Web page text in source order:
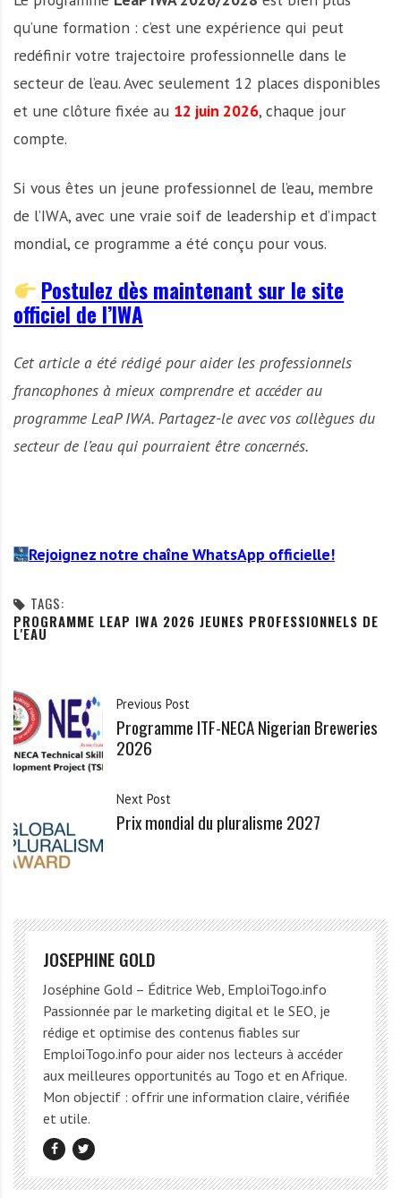
qu’une formation : c’est une expérience qui peut
redéfinir votre trajectoire professionnelle dans le
secteur de l’eau. Avec seulement 12 places disponibles
et une clôture fixée au 12 juin 2026, chaque jour
compte.
Si vous êtes un jeune professionnel de l’eau, membre
de l’IWA, avec une vraie soif de leadership et d’impact
mondial, ce programme a été conçu pour vous.
Postulez dès maintenant sur le site
officiel de l’IWA
Cet article a été rédigé pour aider les professionnels
francophones à mieux comprendre et accéder au
programme LeaP IWA. Partagez-le avec vos collègues du
secteur de l’eau qui pourraient être concernés.
Rejoignez notre chaîne WhatsApp officielle!
TAGS:
PROGRAMME LEAP IWA 2026 JEUNES PROFESSIONNELS DE
L'EAU
Previous Post
Programme ITF-NECA Nigerian Breweries
2026
Next Post
Prix mondial du pluralisme 2027
JOSEPHINE GOLD
Joséphine Gold – Éditrice Web, EmploiTogo.info
Passionnée par le marketing digital et le SEO, je
rédige et optimise des contenus fiables sur
EmploiTogo.info pour aider nos lecteurs à accéder
aux meilleures opportunités au Togo et en Afrique.
Mon objectif : offrir une information claire, vérifiée
et utile.